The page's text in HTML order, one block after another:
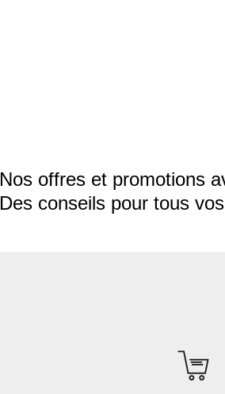
Nos offres et promotions
Des conseils pour tous